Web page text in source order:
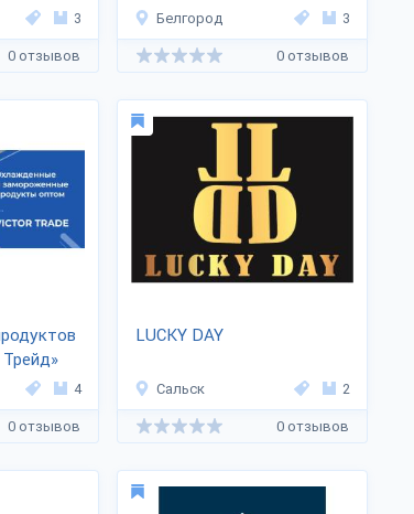
3
0 отзывов
Белгород 3
0 отзывов
4
0 отзывов
LUCKY DAY
Сальск 2
0 отзывов